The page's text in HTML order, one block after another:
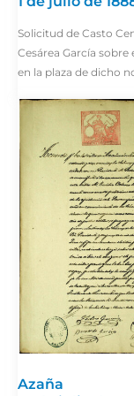
Solicitud de Casto
Cesárea García
en la plaza de dicho
Azaña